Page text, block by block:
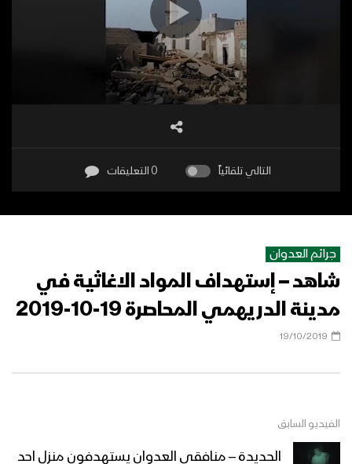
التالي تلقائياً 0 التعليقات
جرائم العدوان
شاهد – إستهداف المواد الاغاثية في
مدينة الدريهمي المحاصرة 19-10-2019
19/10/2019
الفيديو السابق
الحديدة – منافقي العدوان يستهدفون منزل احد